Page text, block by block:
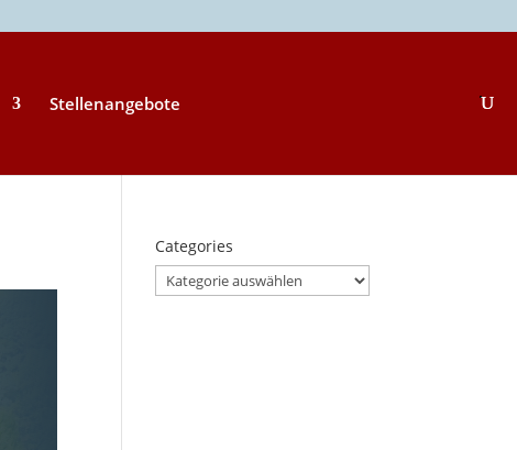
Stellenangebote
Categories
Categories